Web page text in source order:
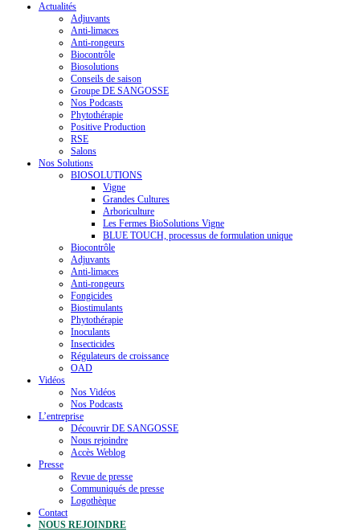
Actualités
Adjuvants
Anti-limaces
Anti-rongeurs
Biocontrôle
Biosolutions
Conseils de saison
Groupe DE SANGOSSE
Nos Podcasts
Phytothérapie
Positive Production
RSE
Salons
Nos Solutions
BIOSOLUTIONS
Vigne
Grandes Cultures
Arboriculture
Les Fermes BioSolutions Vigne
BLUE TOUCH, processus de formulation unique
Biocontrôle
Adjuvants
Anti-limaces
Anti-rongeurs
Fongicides
Biostimulants
Phytothérapie
Inoculants
Insecticides
Régulateurs de croissance
OAD
Vidéos
Nos Vidéos
Nos Podcasts
L’entreprise
Découvrir DE SANGOSSE
Nous rejoindre
Accès Weblog
Presse
Revue de presse
Communiqués de presse
Logothèque
Contact
NOUS REJOINDRE